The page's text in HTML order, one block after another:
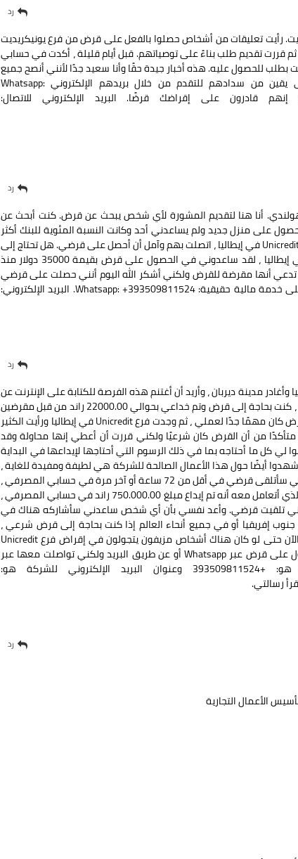
رأيت تعليقات من أشخاص حصلوا بالفعل على قرض من فرع يونيكريديت
، ثم قررت تقديم طلب بناءً على توصياتهم. قبل أيام قليلة ، أكدت في حسابي
دينار كويتي الذي تقدمت بطلب للحصول عليه. هذه أخبار جيدة حقًا وأنا سعيد جدًا لأنني أنصح جميع
أولئك الذين يحتاجون إلى قرض حقيقي والذين هم على يقين من سدادهم للتقدم من خلال بريدهم الإلكتروني Whatsapp:
إنهم قادرون على إقراضك قرضًا. البريد الإلكتروني للاتصال:
رد
أنا هنا لتقديم المشورة لأي شخص يبحث عن قرض. كنت أبحث عن
على منزل جديد ولم يساعدني أحد وكانت النسبة المئوية للبنك أكثر
من اللازم بالنسبة لي لذلك رأيت أحد الأشخاص ينشر. حول فرع Unicredit في إيطاليا ، اتصلت بهم وآمل أن أحصل على قرضي. هل تحتاج إلى
قرض شخصي عاجل أو قرض تجاري؟ اتصل بفرع unicredit في إيطاليا ، لقد ساعدوني في الحصول على قرض بقيمة 35000 دولار منذ
للخداع بمبلغ 2800 دولار من امرأة تدعي أنها مقرضة للقرض ولكني أشكر الله اليوم أنني حصلت على قرضي
بقيمة 35000 دولار لا تتردد في الاتصال بالشركة للحصول على خدمة مالية حقيقية: Whatsapp: +393509811524. البريد الإلكتروني:
رد
مدينة ديربان ، وأريد أن أغتنم هذه الفرصة للكتابة على الإنترنت عن
فرع يونيكريديت في إيطاليا قبل بضعة أسابيع ، كنت بحاجة إلى قرض وتم خداعي بحوالي 22000.00 راند من قبل مقرضين
مزيفين لذلك قررت يومًا ما البحث مرة أخرى عن قرض لأن القرض كان مهمًا جدًا لعملي ، ثم وجدت فرع Unicredit في إيطاليا ورأيت الكثير
من أن القرض كان شرعيًا ولكني قررت أن أعطي إنها محاولة وقد
على قرض بمبلغ 750.000.00 راند قالوا لي كل ما أحتاجه بما في ذلك الرسوم التي أحتاجها لإيداعها في البداية
أيضًا حول هذا الأعمال الصالحة للشركة هي لطيفة ومفيدة للغاية ،
لذلك عندما قمت بإيداع الأموال اللازمة لقرضي ، أكدوا لي أنني سأتلقى قرضي في أقل من 72 ساعة أو آخر مرة في حسابي المصرفي ،
قلت حسنًا وانتظرت بالأمس فقط تلقى رسالة الاب om البنك الذي أتعامل معه أنه تم إيداع مبلغ 750.000.00 راند في حسابي المصرفي ،
تلقيت قرضي. وأعد نفسي بأن أي شخص ساعدني سأشاركه هناك في
إفريقيا أو في جميع أنحاء العالم إذا كنت بحاجة إلى قرض شرعي ،
فاتصل بفرع Unicredit في إيطاليا لأنهم شرعيون وأنا أعرف الآن حتى لو كان هناك أشخاص مزيفون يتجولون في إقراض فرع Unicredit
بإيطاليا ، أرسل الله. أي شخص يحتاج إلى اتصال سريع للحصول على قرض عبر Whatsapp أو عن طريق البريد ولكني تواصلت معها عبر
Whatsapp لأن السبب هو أسرع. رقم Whatsapp هو: +393509811524 وعنوان البريد الإلكتروني للشركة هو:
رد
الأعمال التجارية
رد